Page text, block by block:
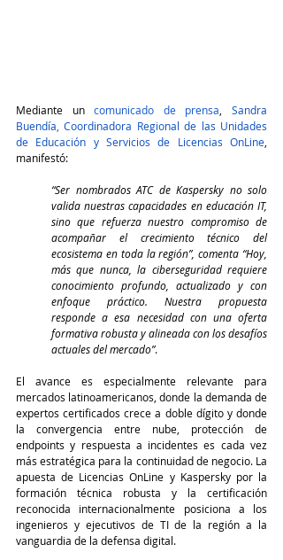
Mediante un comunicado de prensa , Sandra
Buendía, Coordinadora Regional de las Unidades
de Educación y Servicios de Licencias OnLine
manifestó:
“Ser nombrados ATC de Kaspersky no solo
valida nuestras capacidades en educación IT,
sino que refuerza nuestro compromiso de
acompañar el crecimiento técnico del
ecosistema en toda la región”, comenta “Hoy,
más que nunca, la ciberseguridad requiere
conocimiento profundo, actualizado y con
enfoque práctico. Nuestra propuesta
responde a esa necesidad con una oferta
formativa robusta y alineada con los desafíos
actuales del mercado”.
El avance es especialmente relevante para
mercados latinoamericanos, donde la demanda de
expertos certificados crece a doble dígito y donde
la convergencia entre nube, protección de
endpoints y respuesta a incidentes es cada vez
más estratégica para la continuidad de negocio. La
apuesta de Licencias OnLine y Kaspersky por la
formación técnica robusta y la certificación
reconocida internacionalmente posiciona a los
ingenieros y ejecutivos de TI de la región a la
vanguardia de la defensa digital.